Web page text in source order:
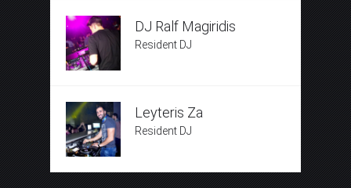
DJ Ralf Magiridis
Resident DJ
Leyteris Za
Resident DJ